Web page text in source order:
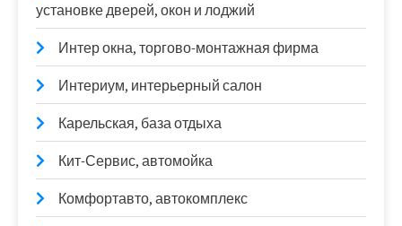
установке дверей, окон и лоджий
Интер окна, торгово-монтажная фирма
Интериум, интерьерный салон
Карельская, база отдыха
Кит-Сервис, автомойка
Комфортавто, автокомплекс